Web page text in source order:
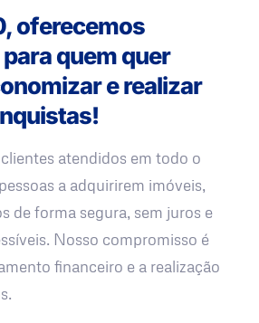
oferecemos
quem quer
e realizar
atendidos em todo o
a adquirirem imóveis,
de forma segura, sem juros e
Nosso compromisso é
financeiro e a realização